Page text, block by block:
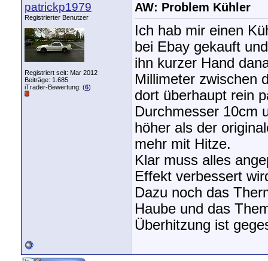
patrickp1979
Registrierter Benutzer
Registriert seit: Mar 2012
Beiträge: 1.685
iTrader-Bewertung: (6)
AW: Problem Kühler
Ich hab mir einen
bei Ebay gekauft
ihn kurzer Hand
Millimeter zwischen
dort überhaupt rein
Durchmesser 10cm
höher als der
mehr mit Hitze.
Klar muss alles
Effekt verbessert
Dazu noch das
Haube und das
Überhitzung ist